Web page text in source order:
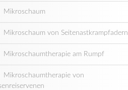
Mikroschaum
Mikroschaum von Seitenastkrampfadern
Mikroschaumtherapie am Rumpf
Mikroschaumtherapie von